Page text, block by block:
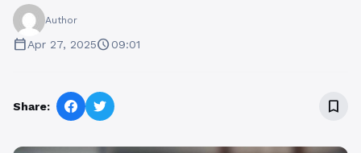
Author
calendar_todayApr 27, 2025schedule09:01
Share: bookmark_border